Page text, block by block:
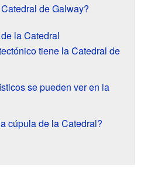
de Galway?
la Catedral
tiene la Catedral de
se pueden ver en la
cúpula de la Catedral?